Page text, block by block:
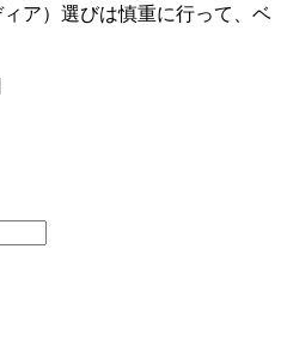
ア）選びは慎重に行って、ベ